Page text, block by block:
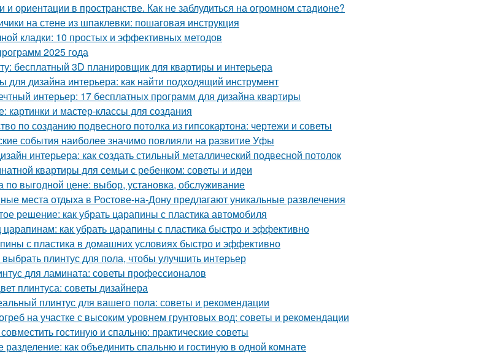
и ориентации в пространстве. Как не заблудиться на огромном стадионе?
на стене из шпаклевки: пошаговая инструкция
кладки: 10 простых и эффективных методов
2025 года
бесплатный 3D планировщик для квартиры и интерьера
дизайна интерьера: как найти подходящий инструмент
интерьер: 17 бесплатных программ для дизайна квартиры
картинки и мастер-классы для создания
по созданию подвесного потолка из гипсокартона: чертежи и советы
события наиболее значимо повлияли на развитие Уфы
интерьера: как создать стильный металлический подвесной потолок
квартиры для семьи с ребенком: советы и идеи
по выгодной цене: выбор, установка, обслуживание
места отдыха в Ростове-на-Дону предлагают уникальные развлечения
решение: как убрать царапины с пластика автомобиля
как убрать царапины с пластика быстро и эффективно
с пластика в домашних условиях быстро и эффективно
плинтус для пола, чтобы улучшить интерьер
для ламината: советы профессионалов
плинтуса: советы дизайнера
плинтус для вашего пола: советы и рекомендации
на участке с высоким уровнем грунтовых вод: советы и рекомендации
гостиную и спальню: практические советы
разделение: как объединить спальню и гостиную в одной комнате